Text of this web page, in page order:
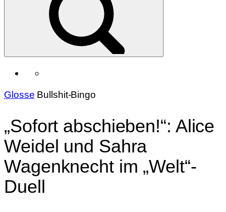
Glosse Bullshit-Bingo
„Sofort abschieben!“: Alice
Weidel und Sahra
Wagenknecht im „Welt“-
Duell